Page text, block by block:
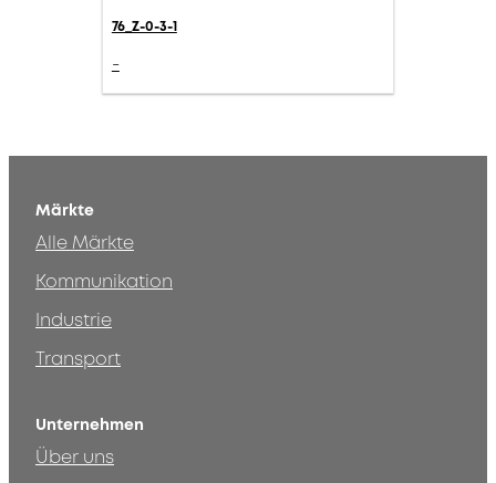
76_Z-0-3-1
-
Märkte
Alle Märkte
Kommunikation
Industrie
Transport
Unternehmen
Über uns